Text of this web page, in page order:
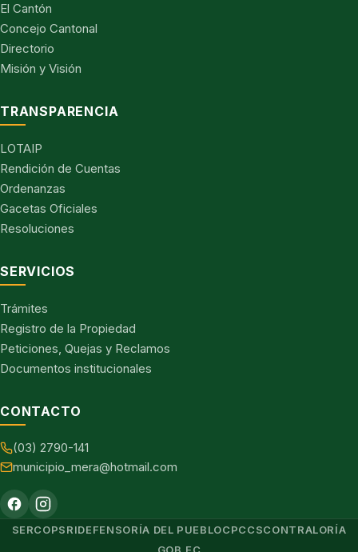
El Cantón
Concejo Cantonal
Directorio
Misión y Visión
TRANSPARENCIA
LOTAIP
Rendición de Cuentas
Ordenanzas
Gacetas Oficiales
Resoluciones
SERVICIOS
Trámites
Registro de la Propiedad
Peticiones, Quejas y Reclamos
Documentos institucionales
CONTACTO
(03) 2790-141
municipio_mera@hotmail.com
SERCOPSRIDEFENSORÍA DEL PUEBLOCPCCSCONTRALORÍA